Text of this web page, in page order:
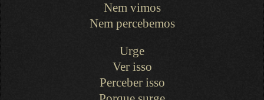
Nem vimos
Nem percebemos
Urge
Ver isso
Perceber isso